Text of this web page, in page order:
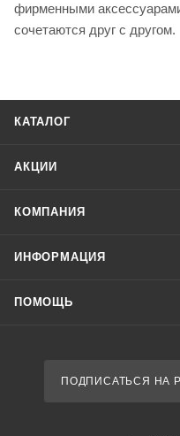
фирменными
сочетаются друг с другом.
КАТАЛОГ
АКЦИИ
КОМПАНИЯ
ИНФОРМАЦИЯ
ПОМОЩЬ
ПОДПИСАТЬСЯ НА